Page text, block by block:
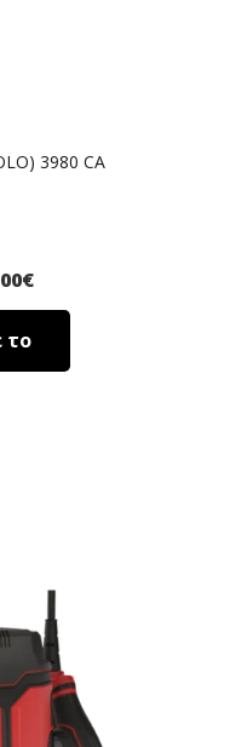
3980 CA
€
το